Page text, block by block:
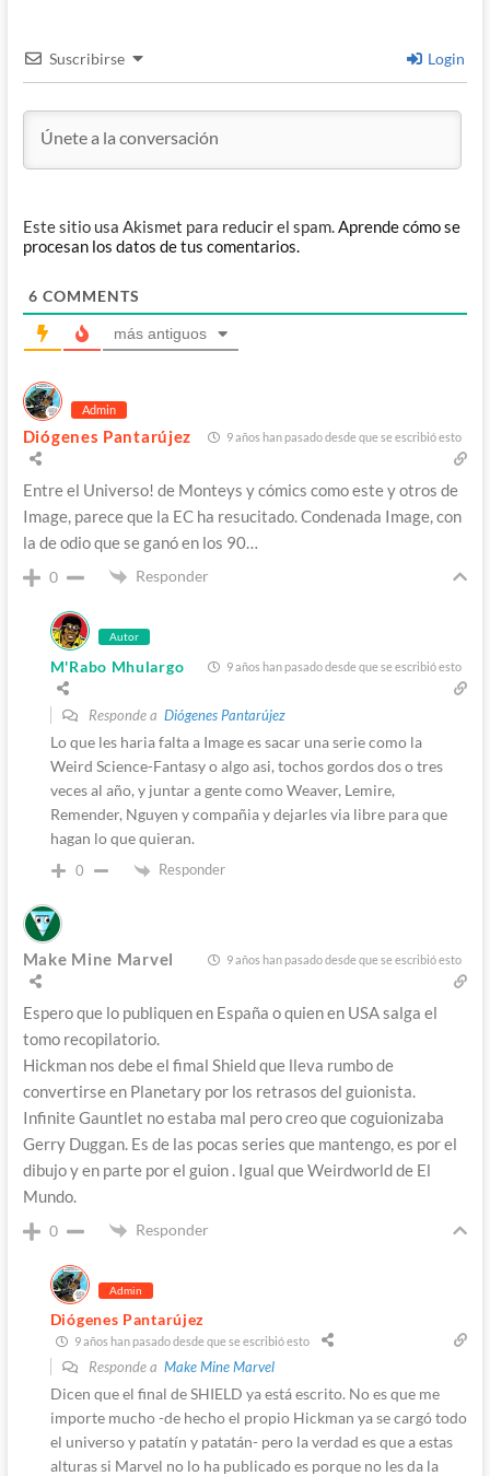
Suscribirse Login
Este sitio usa Akismet para reducir el spam. Aprende cómo se
procesan los datos de tus comentarios.
6 COMMENTS
más antiguos
Admin
Diógenes Pantarújez 9 años han pasado desde que se escribió esto
Entre el Universo! de Monteys y cómics como este y otros de
Image, parece que la EC ha resucitado. Condenada Image, con
la de odio que se ganó en los 90…
0 Responder
Autor
M'Rabo Mhulargo 9 años han pasado desde que se escribió esto
Responde a Diógenes Pantarújez
Lo que les haria falta a Image es sacar una serie como la
Weird Science-Fantasy o algo asi, tochos gordos dos o tres
veces al año, y juntar a gente como Weaver, Lemire,
Remender, Nguyen y compañia y dejarles via libre para que
hagan lo que quieran.
0 Responder
Make Mine Marvel 9 años han pasado desde que se escribió esto
Espero que lo publiquen en España o quien en USA salga el
tomo recopilatorio.
Hickman nos debe el fimal Shield que lleva rumbo de
convertirse en Planetary por los retrasos del guionista.
Infinite Gauntlet no estaba mal pero creo que coguionizaba
Gerry Duggan. Es de las pocas series que mantengo, es por el
dibujo y en parte por el guion . Igual que Weirdworld de El
Mundo.
0 Responder
Admin
Diógenes Pantarújez
9 años han pasado desde que se escribió esto
Responde a Make Mine Marvel
Dicen que el final de SHIELD ya está escrito. No es que me
importe mucho -de hecho el propio Hickman ya se cargó todo
el universo y patatín y patatán- pero la verdad es que a estas
alturas si Marvel no lo ha publicado es porque no les da la